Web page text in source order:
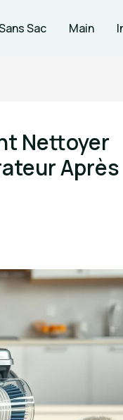
Sac Main
Nettoyer
Après